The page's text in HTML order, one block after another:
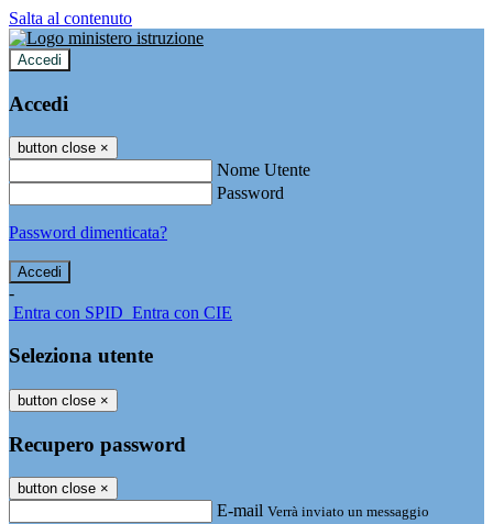
Salta al contenuto
Accedi
Accedi
button close ×
Nome Utente
Password
Password dimenticata?
-
Entra con SPID Entra con CIE
Seleziona utente
button close ×
Recupero password
button close ×
E-mail Verrà inviato un messaggio